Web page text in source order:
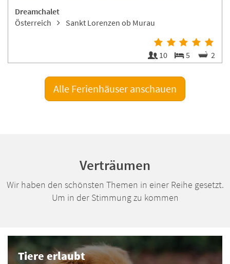
Dreamchalet
Österreich
Sankt Lorenzen ob Murau
10 5 2
Alle Ferienhäuser anschauen
Verträumen
Wir haben den schönsten Themen in einer Reihe gesetzt.
Um in der Stimmung zu kommen
Tiere erlaubt